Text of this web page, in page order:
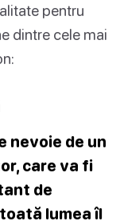
pentru
dintre cele mai
nevoie de un
care va fi
de
lumea îl